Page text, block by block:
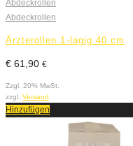
Abdeckrollen
Abdeckrollen
Ärzterollen 1-lagig 40 cm
€ 61,90 €
Zzgl. 20% MwSt.
zzgl. Versand
Hinzufügen